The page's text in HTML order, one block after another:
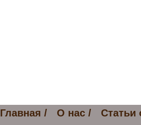
Главная / О нас / Статьи